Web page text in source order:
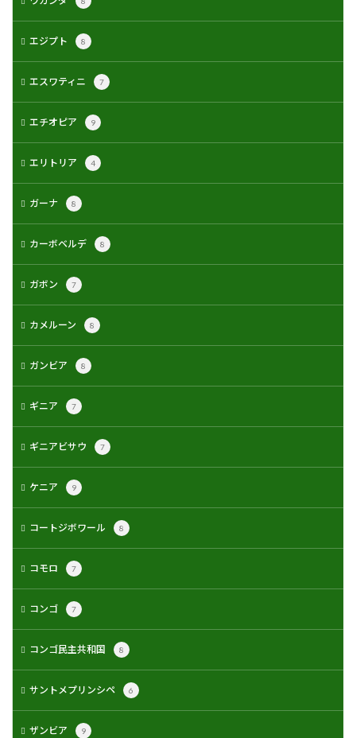
エジプト 8
エスワティニ 7
エチオピア 9
エリトリア 4
ガーナ 8
カーボベルデ 8
ガボン 7
カメルーン 8
ガンビア 8
ギニア 7
ギニアビサウ 7
ケニア 9
コートジボワール 8
コモロ 7
コンゴ 7
コンゴ民主共和国 8
サントメプリンシペ 6
ザンビア 9